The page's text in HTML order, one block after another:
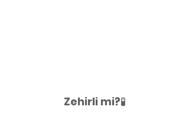
Zehirli mi?🧪